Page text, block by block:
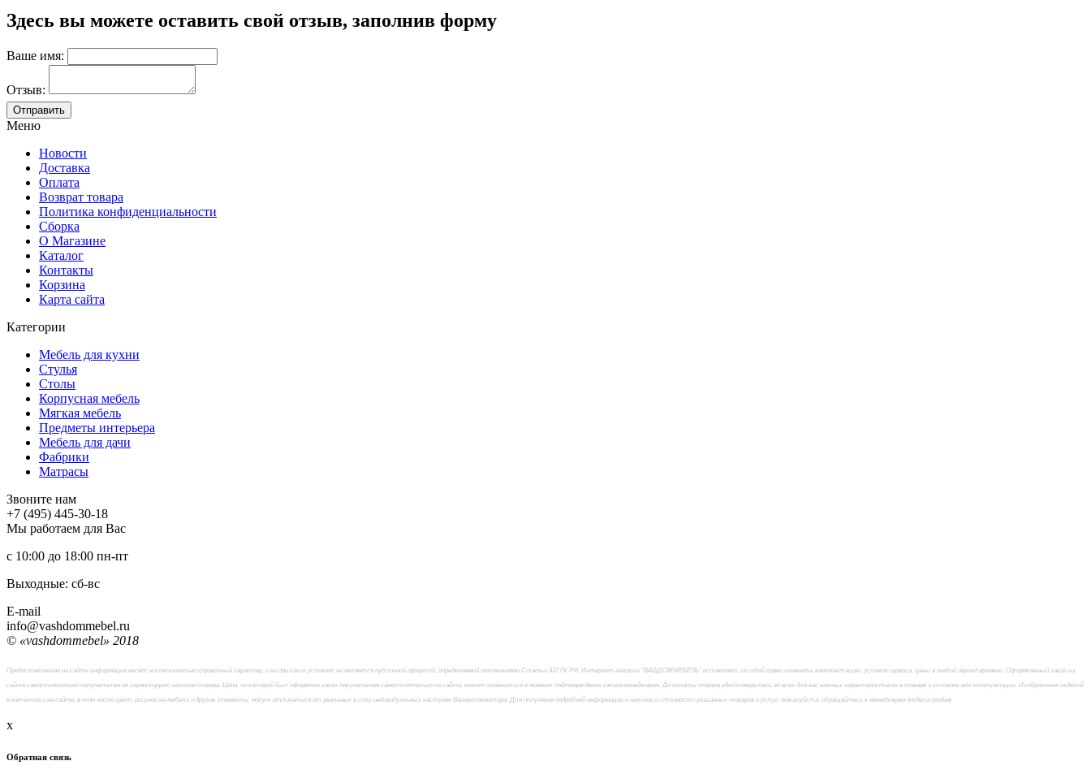
Здесь вы можете оставить свой отзыв, заполнив форму
Ваше имя:
Отзыв:
Меню
Новости
Доставка
Оплата
Возврат товара
Политика конфиденциальности
Сборка
О Магазине
Каталог
Контакты
Корзина
Карта сайта
Категории
Мебель для кухни
Стулья
Столы
Корпусная мебель
Мягкая мебель
Предметы интерьера
Мебель для дачи
Фабрики
Матраcы
Звоните нам
+7 (495) 445-30-18
Мы работаем для Вас
с 10:00 до 18:00 пн-пт
Выходные: сб-вc
E-mail
info@vashdommebel.ru
© «vashdommebel» 2018
Предоставленная на сайте информация несёт исключительно справочный характер, и ни при каких условиях не является публичной офертой, определяемой положениями Статьи 437 ГК РФ. Интернет-магазин "ВАШДОММЕБЕЛЬ" оставляет за собой право изменять комплектацию, условия сервиса, цены в любой период времени. Оформленный заказ на
сайте самостоятельно покупателем не гарантирует наличия товара. Цена, по которой был оформлен заказ покупателем самостоятельно на сайте, может измениться в момент подтверждения заказа менеджером. До оплаты товара удостоверьтесь во всех для вас важных характеристиках в товаре и условиях его эксплуатации. Изображения изделий
в каталоге и на сайте, в том числе цвет, рисунок на мебели и другие элементы, могут отличаться от реальных в силу индивидуальных настроек Вашего монитора. Для получения подробной информации о наличии и стоимости указанных товаров и услуг, пожалуйста, обращайтесь к менеджерам отдела продаж
x
Обратная связь